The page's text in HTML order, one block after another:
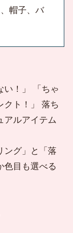
帽子、バ
い！」 「ちゃ
クト！」 落ち
アルアイテム
ング」と「落
色目も選べる